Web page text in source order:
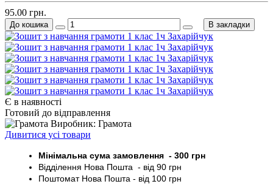
Є в наявності
Готовий до відправлення
Виробник: Грамота
Дивитися усі товари
Мінімальна сума замовлення - 300 грн
Відділення Нова Пошта - від 90 грн
ПоштоматНова Пошта - від 100 грн
95.00 грн.
До кошика В закладки